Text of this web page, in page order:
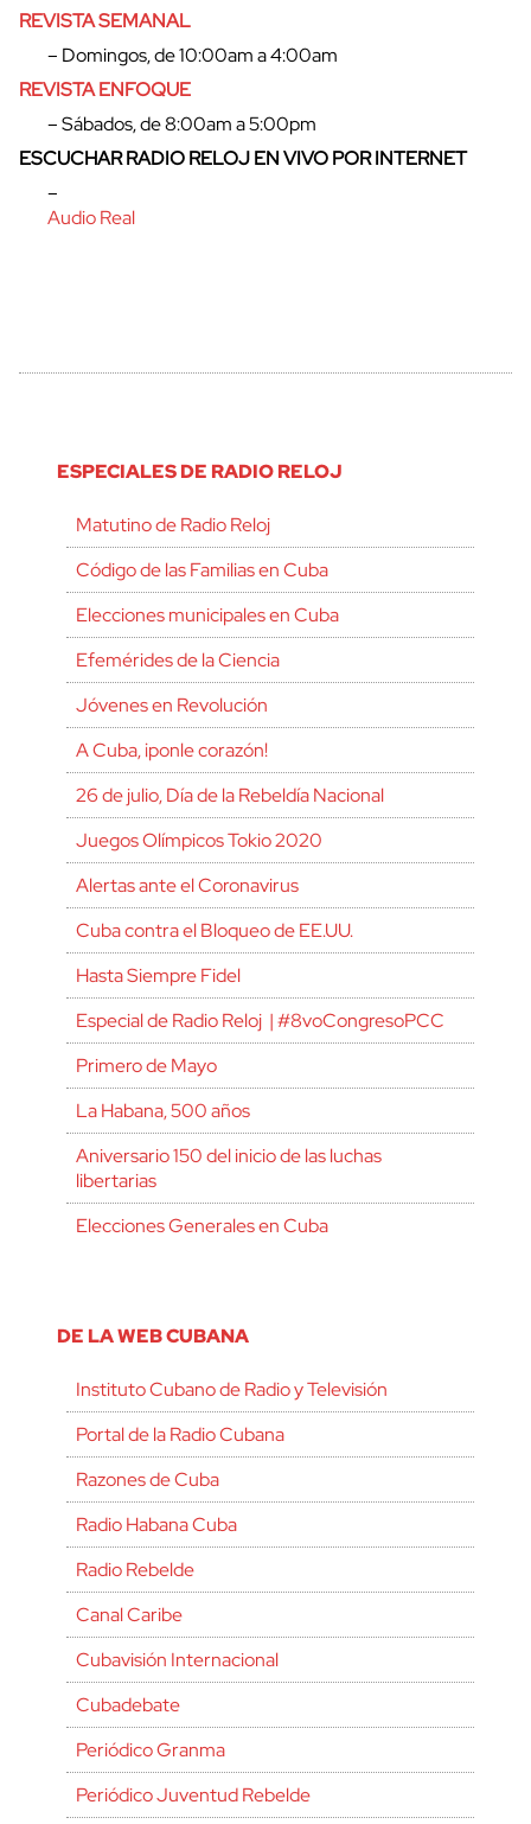
cerrar
REVISTA SEMANAL
– Domingos, de 10:00am a 4:00am
REVISTA ENFOQUE
– Sábados, de 8:00am a 5:00pm
ESCUCHAR RADIO RELOJ EN VIVO POR INTERNET
–
Audio Real
ESPECIALES DE RADIO RELOJ
Matutino de Radio Reloj
Código de las Familias en Cuba
Elecciones municipales en Cuba
Efemérides de la Ciencia
Jóvenes en Revolución
A Cuba, ¡ponle corazón!
26 de julio, Día de la Rebeldía Nacional
Juegos Olímpicos Tokio 2020
Alertas ante el Coronavirus
Cuba contra el Bloqueo de EE.UU.
Hasta Siempre Fidel
Especial de Radio Reloj | #8voCongresoPCC
Primero de Mayo
La Habana, 500 años
Aniversario 150 del inicio de las luchas
libertarias
Elecciones Generales en Cuba
DE LA WEB CUBANA
Instituto Cubano de Radio y Televisión
Portal de la Radio Cubana
Razones de Cuba
Radio Habana Cuba
Radio Rebelde
Canal Caribe
Cubavisión Internacional
Cubadebate
Periódico Granma
Periódico Juventud Rebelde